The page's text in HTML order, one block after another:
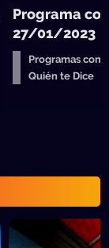
Programa
27/01/2023
Programas
Quién te Dice